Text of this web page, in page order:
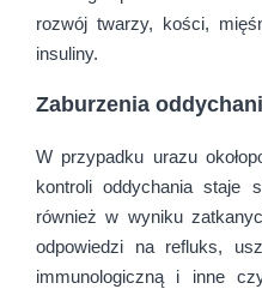
rozwój twarzy, kości,
insuliny.
Zaburzenia
W przypadku urazu
kontroli oddychania staje
również w wyniku
odpowiedzi na refluks,
immunologiczną i inne